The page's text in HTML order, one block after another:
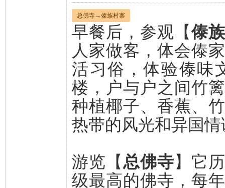
总佛寺→傣族村寨
早餐后，参观【傣
人家做客，体会傣
活习俗，体验傣味
楼，户与户之间竹
种植椰子、香蕉、
热带的风光和异国情
游览【 总佛寺】它
级最高的佛寺，每